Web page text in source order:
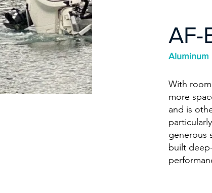
AF-
Aluminum
With
more
and is
generous
built